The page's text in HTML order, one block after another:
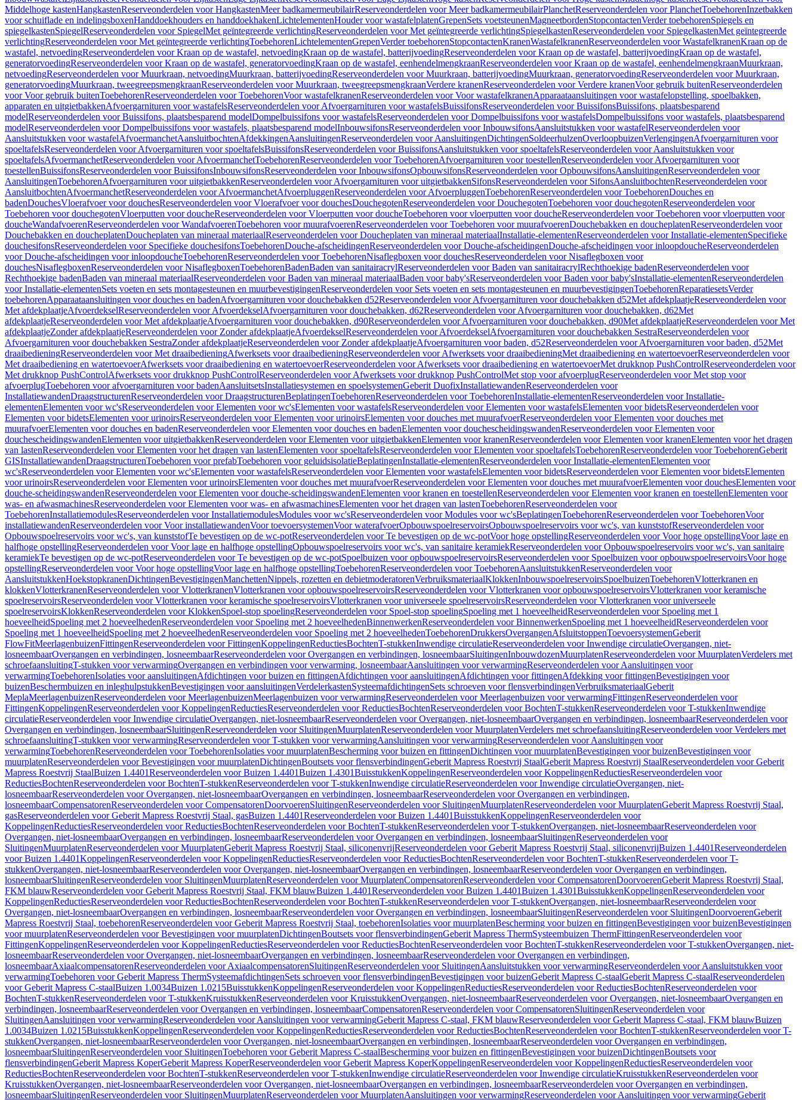
Middelhoge kastenHangkastenReserveonderdelen voor HangkastenMeer badkamermeubilairReserveonderdelen voor Meer badkamermeubilairPlanchetReserveonderdelen voor PlanchetToebehorenInzetbakken
voor schuiflade en indelingsboxenHanddoekhouders en handdoekhakenLichtelementenHouder voor wastafelplatenGrepenSets voetsteunenMagneetbordenStopcontactenVerder toebehorenSpiegels en
spiegelkastenSpiegelReserveonderdelen voor SpiegelMet geïntegreerde verlichtingReserveonderdelen voor Met geïntegreerde verlichtingSpiegelkastenReserveonderdelen voor SpiegelkastenMet geïntegreerde
verlichtingReserveonderdelen voor Met geïntegreerde verlichtingToebehorenLichtelementenGrepenVerder toebehorenStopcontactenKranenWastafelkranenReserveonderdelen voor WastafelkranenKraan op de
wastafel, netvoedingReserveonderdelen voor Kraan op de wastafel, netvoedingKraan op de wastafel, batterijvoedingReserveonderdelen voor Kraan op de wastafel, batterijvoedingKraan op de wastafel,
generatorvoedingReserveonderdelen voor Kraan op de wastafel, generatorvoedingKraan op de wastafel, eenhendelmengkraanReserveonderdelen voor Kraan op de wastafel, eenhendelmengkraanMuurkraan,
netvoedingReserveonderdelen voor Muurkraan, netvoedingMuurkraan, batterijvoedingReserveonderdelen voor Muurkraan, batterijvoedingMuurkraan, generatorvoedingReserveonderdelen voor Muurkraan,
generatorvoedingMuurkraan, tweegreepsmengkraanReserveonderdelen voor Muurkraan, tweegreepsmengkraanVerdere kranenReserveonderdelen voor Verdere kranenVoor gebruik buitenReserveonderdelen
voor Voor gebruik buitenToebehorenReserveonderdelen voor ToebehorenVoor wastafelkranenReserveonderdelen voor Voor wastafelkranenApparaataansluitingen voor wastafelopstelling, spoelbakken,
apparaten en uitgietbakkenAfvoergarnituren voor wastafelsReserveonderdelen voor Afvoergarnituren voor wastafelsBuissifonsReserveonderdelen voor BuissifonsBuissifons, plaatsbesparend
modelReserveonderdelen voor Buissifons, plaatsbesparend modelDompelbuissifons voor wastafelsReserveonderdelen voor Dompelbuissifons voor wastafelsDompelbuissifons voor wastafels, plaatsbesparend
modelReserveonderdelen voor Dompelbuissifons voor wastafels, plaatsbesparend modelInbouwsifonsReserveonderdelen voor InbouwsifonsAansluitstukken voor wastafelReserveonderdelen voor
Aansluitstukken voor wastafelAfvoermanchetAansluitbochtenAfdekkingenAansluitingenReserveonderdelen voor AansluitingenDichtingenSoldeerhulzenOverloopbuizenVerlengingenAfvoergarnituren voor
spoeltafelsReserveonderdelen voor Afvoergarnituren voor spoeltafelsBuissifonsReserveonderdelen voor BuissifonsAansluitstukken voor spoeltafelsReserveonderdelen voor Aansluitstukken voor
spoeltafelsAfvoermanchetReserveonderdelen voor AfvoermanchetToebehorenReserveonderdelen voor ToebehorenAfvoergarnituren voor toestellenReserveonderdelen voor Afvoergarnituren voor
toestellenBuissifonsReserveonderdelen voor BuissifonsInbouwsifonsReserveonderdelen voor InbouwsifonsOpbouwsifonsReserveonderdelen voor OpbouwsifonsAansluitingenReserveonderdelen voor
AansluitingenToebehorenAfvoergarnituren voor uitgietbakkenReserveonderdelen voor Afvoergarnituren voor uitgietbakkenSifonsReserveonderdelen voor SifonsAansluitbochtenReserveonderdelen voor
AansluitbochtenAfvoermanchetReserveonderdelen voor AfvoermanchetAfvoerpluggenReserveonderdelen voor AfvoerpluggenToebehorenReserveonderdelen voor ToebehorenDouches en
badenDouchesVloerafvoer voor douchesReserveonderdelen voor Vloerafvoer voor douchesDouchegotenReserveonderdelen voor DouchegotenToebehoren voor douchegotenReserveonderdelen voor
Toebehoren voor douchegotenVloerputten voor doucheReserveonderdelen voor Vloerputten voor doucheToebehoren voor vloerputten voor doucheReserveonderdelen voor Toebehoren voor vloerputten voor
doucheWandafvoerenReserveonderdelen voor WandafvoerenToebehoren voor muurafvoerenReserveonderdelen voor Toebehoren voor muurafvoerenDouchebakken en doucheplatenReserveonderdelen voor
Douchebakken en doucheplatenDoucheplaten van mineraal materiaalReserveonderdelen voor Doucheplaten van mineraal materiaalInstallatie-elementenReserveonderdelen voor Installatie-elementenSpecifieke
douchesifonsReserveonderdelen voor Specifieke douchesifonsToebehorenDouche-afscheidingenReserveonderdelen voor Douche-afscheidingenDouche-afscheidingen voor inloopdoucheReserveonderdelen
voor Douche-afscheidingen voor inloopdoucheToebehorenReserveonderdelen voor ToebehorenNisaflegboxen voor douchesReserveonderdelen voor Nisaflegboxen voor
douchesNisaflegboxenReserveonderdelen voor NisaflegboxenToebehorenBadenBaden van sanitairacrylReserveonderdelen voor Baden van sanitairacrylRechthoekige badenReserveonderdelen voor
Rechthoekige badenBaden van mineraal materiaalReserveonderdelen voor Baden van mineraal materiaalBaden voor baby'sReserveonderdelen voor Baden voor baby'sInstallatie-elementenReserveonderdelen
voor Installatie-elementenSets voeten en sets montagesteunen en muurbevestigingenReserveonderdelen voor Sets voeten en sets montagesteunen en muurbevestigingenToebehorenReparatiesetsVerder
toebehorenApparaataansluitingen voor douches en badenAfvoergarnituren voor douchebakken d52Reserveonderdelen voor Afvoergarnituren voor douchebakken d52Met afdekplaatjeReserveonderdelen voor
Met afdekplaatjeAfvoerdekselReserveonderdelen voor AfvoerdekselAfvoergarnituren voor douchebakken, d62Reserveonderdelen voor Afvoergarnituren voor douchebakken, d62Met
afdekplaatjeReserveonderdelen voor Met afdekplaatjeAfvoergarnituren voor douchebakken, d90Reserveonderdelen voor Afvoergarnituren voor douchebakken, d90Met afdekplaatjeReserveonderdelen voor Met
afdekplaatjeZonder afdekplaatjeReserveonderdelen voor Zonder afdekplaatjeAfvoerdekselReserveonderdelen voor AfvoerdekselAfvoergarnituren voor douchebakken SestraReserveonderdelen voor
Afvoergarnituren voor douchebakken SestraZonder afdekplaatjeReserveonderdelen voor Zonder afdekplaatjeAfvoergarnituren voor baden, d52Reserveonderdelen voor Afvoergarnituren voor baden, d52Met
draaibedieningReserveonderdelen voor Met draaibedieningAfwerksets voor draaibedieningReserveonderdelen voor Afwerksets voor draaibedieningMet draaibediening en watertoevoerReserveonderdelen voor
Met draaibediening en watertoevoerAfwerksets voor draaibediening en watertoevoerReserveonderdelen voor Afwerksets voor draaibediening en watertoevoerMet drukknop PushControlReserveonderdelen voor
Met drukknop PushControlAfwerksets voor drukknop PushControlReserveonderdelen voor Afwerksets voor drukknop PushControlMet stop voor afvoerplugReserveonderdelen voor Met stop voor
afvoerplugToebehoren voor afvoergarnituren voor badenAansluitsetsInstallatiesystemen en spoelsystemenGeberit DuofixInstallatiewandenReserveonderdelen voor
InstallatiewandenDraagstructurenReserveonderdelen voor DraagstructurenBeplatingenToebehorenReserveonderdelen voor ToebehorenInstallatie-elementenReserveonderdelen voor Installatie-
elementenElementen voor wc'sReserveonderdelen voor Elementen voor wc'sElementen voor wastafelsReserveonderdelen voor Elementen voor wastafelsElementen voor bidetsReserveonderdelen voor
Elementen voor bidetsElementen voor urinoirsReserveonderdelen voor Elementen voor urinoirsElementen voor douches met muurafvoerReserveonderdelen voor Elementen voor douches met
muurafvoerElementen voor douches en badenReserveonderdelen voor Elementen voor douches en badenElementen voor douchescheidingswandenReserveonderdelen voor Elementen voor
douchescheidingswandenElementen voor uitgietbakkenReserveonderdelen voor Elementen voor uitgietbakkenElementen voor kranenReserveonderdelen voor Elementen voor kranenElementen voor het dragen
van lastenReserveonderdelen voor Elementen voor het dragen van lastenElementen voor spoeltafelsReserveonderdelen voor Elementen voor spoeltafelsToebehorenReserveonderdelen voor ToebehorenGeberit
GISInstallatiewandenDraagstructurenToebehoren voor prefabToebehoren voor geluidsisolatieBeplatingenInstallatie-elementenReserveonderdelen voor Installatie-elementenElementen voor
wc'sReserveonderdelen voor Elementen voor wc'sElementen voor wastafelsReserveonderdelen voor Elementen voor wastafelsElementen voor bidetsReserveonderdelen voor Elementen voor bidetsElementen
voor urinoirsReserveonderdelen voor Elementen voor urinoirsElementen voor douches met muurafvoerReserveonderdelen voor Elementen voor douches met muurafvoerElementen voor douchesElementen voor
douche-scheidingswandenReserveonderdelen voor Elementen voor douche-scheidingswandenElementen voor kranen en toestellenReserveonderdelen voor Elementen voor kranen en toestellenElementen voor
was- en afwasmachinesReserveonderdelen voor Elementen voor was- en afwasmachinesElementen voor het dragen van lastenToebehorenReserveonderdelen voor
ToebehorenInstallatiemodulesReserveonderdelen voor InstallatiemodulesModules voor wc'sReserveonderdelen voor Modules voor wc'sBeplatingenToebehorenReserveonderdelen voor ToebehorenVoor
installatiewandenReserveonderdelen voor Voor installatiewandenVoor toevoersystemenVoor waterafvoerOpbouwspoelreservoirsOpbouwspoelreservoirs voor wc's, van kunststofReserveonderdelen voor
Opbouwspoelreservoirs voor wc's, van kunststofTe bevestigen op de wc-potReserveonderdelen voor Te bevestigen op de wc-potVoor hoge opstellingReserveonderdelen voor Voor hoge opstellingVoor lage en
halfhoge opstellingReserveonderdelen voor Voor lage en halfhoge opstellingOpbouwspoelreservoirs voor wc's, van sanitaire keramiekReserveonderdelen voor Opbouwspoelreservoirs voor wc's, van sanitaire
keramiekTe bevestigen op de wc-potReserveonderdelen voor Te bevestigen op de wc-potSpoelbuizen voor opbouwspoelreservoirsReserveonderdelen voor Spoelbuizen voor opbouwspoelreservoirsVoor hoge
opstellingReserveonderdelen voor Voor hoge opstellingVoor lage en halfhoge opstellingToebehorenReserveonderdelen voor ToebehorenAansluitstukkenReserveonderdelen voor
AansluitstukkenHoekstopkranenDichtingenBevestigingenManchettenNippels, rozetten en debietmoderatorenVerbruiksmateriaalKlokkenInbouwspoelreservoirsSpoelbuizenToebehorenVlotterkranen en
klokkenVlotterkranenReserveonderdelen voor VlotterkranenVlotterkranen voor opbouwspoelreservoirsReserveonderdelen voor Vlotterkranen voor opbouwspoelreservoirsVlotterkranen voor keramische
spoelreservoirsReserveonderdelen voor Vlotterkranen voor keramische spoelreservoirsVlotterkranen voor universeele spoelreservoirsReserveonderdelen voor Vlotterkranen voor universeele
spoelreservoirsKlokkenReserveonderdelen voor KlokkenSpoel-stop spoelingReserveonderdelen voor Spoel-stop spoelingSpoeling met 1 hoeveelheidReserveonderdelen voor Spoeling met 1
hoeveelheidSpoeling met 2 hoeveelhedenReserveonderdelen voor Spoeling met 2 hoeveelhedenBinnenwerkenReserveonderdelen voor BinnenwerkenSpoeling met 1 hoeveelheidReserveonderdelen voor
Spoeling met 1 hoeveelheidSpoeling met 2 hoeveelhedenReserveonderdelen voor Spoeling met 2 hoeveelhedenToebehorenDrukkersOvergangenAfsluitstoppenToevoersystemenGeberit
FlowFitMeerlagenbuizenFittingenReserveonderdelen voor FittingenKoppelingenReductiesBochtenT-stukkenInwendige circulatieReserveonderdelen voor Inwendige circulatieOvergangen, niet-
losneembaarOvergangen en verbindingen, losneembaarReserveonderdelen voor Overgangen en verbindingen, losneembaarSluitingenInbouwdozenMuurplatenReserveonderdelen voor MuurplatenVerdelers met
schroefaansluitingT-stukken voor verwarmingOvergangen en verbindingen voor verwarming, losneembaarAansluitingen voor verwarmingReserveonderdelen voor Aansluitingen voor
verwarmingToebehorenIsolaties voor aansluitingenAfdichtingen voor buizen en fittingenAfdichtingen voor aansluitingenAfdichtingen voor fittingenAfdekking voor fittingenBevestigingen voor
buizenBeschermbuizen en inleghulpstukkenBevestigingen voor aansluitingenVerdelerkastenSysteemafdichtingenSets schroeven voor flensverbindingenVerbruiksmateriaalGeberit
MeplaMeerlagenbuizenReserveonderdelen voor MeerlagenbuizenMeerlagenbuizen voor verwarmingReserveonderdelen voor Meerlagenbuizen voor verwarmingFittingenReserveonderdelen voor
FittingenKoppelingenReserveonderdelen voor KoppelingenReductiesReserveonderdelen voor ReductiesBochtenReserveonderdelen voor BochtenT-stukkenReserveonderdelen voor T-stukkenInwendige
circulatieReserveonderdelen voor Inwendige circulatieOvergangen, niet-losneembaarReserveonderdelen voor Overgangen, niet-losneembaarOvergangen en verbindingen, losneembaarReserveonderdelen voor
Overgangen en verbindingen, losneembaarSluitingenReserveonderdelen voor SluitingenMuurplatenReserveonderdelen voor MuurplatenVerdelers met schroefaansluitingReserveonderdelen voor Verdelers met
schroefaansluitingT-stukken voor verwarmingReserveonderdelen voor T-stukken voor verwarmingAansluitingen voor verwarmingReserveonderdelen voor Aansluitingen voor
verwarmingToebehorenReserveonderdelen voor ToebehorenIsolaties voor muurplatenBescherming voor buizen en fittingenDichtingen voor muurplatenBevestigingen voor buizenBevestigingen voor
muurplatenReserveonderdelen voor Bevestigingen voor muurplatenDichtingenBoutsets voor flensverbindingenGeberit Mapress Roestvrij StaalGeberit Mapress Roestvrij StaalReserveonderdelen voor Geberit
Mapress Roestvrij StaalBuizen 1.4401Reserveonderdelen voor Buizen 1.4401Buizen 1.4301BuisstukkenKoppelingenReserveonderdelen voor KoppelingenReductiesReserveonderdelen voor
ReductiesBochtenReserveonderdelen voor BochtenT-stukkenReserveonderdelen voor T-stukkenInwendige circulatieReserveonderdelen voor Inwendige circulatieOvergangen, niet-
losneembaarReserveonderdelen voor Overgangen, niet-losneembaarOvergangen en verbindingen, losneembaarReserveonderdelen voor Overgangen en verbindingen,
losneembaarCompensatorenReserveonderdelen voor CompensatorenDoorvoerenSluitingenReserveonderdelen voor SluitingenMuurplatenReserveonderdelen voor MuurplatenGeberit Mapress Roestvrij Staal,
gasReserveonderdelen voor Geberit Mapress Roestvrij Staal, gasBuizen 1.4401Reserveonderdelen voor Buizen 1.4401BuisstukkenKoppelingenReserveonderdelen voor
KoppelingenReductiesReserveonderdelen voor ReductiesBochtenReserveonderdelen voor BochtenT-stukkenReserveonderdelen voor T-stukkenOvergangen, niet-losneembaarReserveonderdelen voor
Overgangen, niet-losneembaarOvergangen en verbindingen, losneembaarReserveonderdelen voor Overgangen en verbindingen, losneembaarSluitingenReserveonderdelen voor
SluitingenMuurplatenReserveonderdelen voor MuurplatenGeberit Mapress Roestvrij Staal, siliconenvrijReserveonderdelen voor Geberit Mapress Roestvrij Staal, siliconenvrijBuizen 1.4401Reserveonderdelen
voor Buizen 1.4401KoppelingenReserveonderdelen voor KoppelingenReductiesReserveonderdelen voor ReductiesBochtenReserveonderdelen voor BochtenT-stukkenReserveonderdelen voor T-
stukkenOvergangen, niet-losneembaarReserveonderdelen voor Overgangen, niet-losneembaarOvergangen en verbindingen, losneembaarReserveonderdelen voor Overgangen en verbindingen,
losneembaarSluitingenReserveonderdelen voor SluitingenMuurplatenReserveonderdelen voor MuurplatenCompensatorenReserveonderdelen voor CompensatorenDoorvoerenGeberit Mapress Roestvrij Staal,
FKM blauwReserveonderdelen voor Geberit Mapress Roestvrij Staal, FKM blauwBuizen 1.4401Reserveonderdelen voor Buizen 1.4401Buizen 1.4301BuisstukkenKoppelingenReserveonderdelen voor
KoppelingenReductiesReserveonderdelen voor ReductiesBochtenReserveonderdelen voor BochtenT-stukkenReserveonderdelen voor T-stukkenOvergangen, niet-losneembaarReserveonderdelen voor
Overgangen, niet-losneembaarOvergangen en verbindingen, losneembaarReserveonderdelen voor Overgangen en verbindingen, losneembaarSluitingenReserveonderdelen voor SluitingenDoorvoerenGeberit
Mapress Roestvrij Staal, toebehorenReserveonderdelen voor Geberit Mapress Roestvrij Staal, toebehorenIsolaties voor muurplatenBescherming voor buizen en fittingenBevestigingen voor buizenBevestigingen
voor muurplatenReserveonderdelen voor Bevestigingen voor muurplatenDichtingenBoutsets voor flensverbindingenGeberit Mapress ThermSysteembuizen ThermFittingenReserveonderdelen voor
FittingenKoppelingenReserveonderdelen voor KoppelingenReductiesReserveonderdelen voor ReductiesBochtenReserveonderdelen voor BochtenT-stukkenReserveonderdelen voor T-stukkenOvergangen, niet-
losneembaarReserveonderdelen voor Overgangen, niet-losneembaarOvergangen en verbindingen, losneembaarReserveonderdelen voor Overgangen en verbindingen,
losneembaarAxiaalcompensatorenReserveonderdelen voor AxiaalcompensatorenSluitingenReserveonderdelen voor SluitingenAansluitstukken voor verwarmingReserveonderdelen voor Aansluitstukken voor
verwarmingToebehoren voor Geberit Mapress ThermSysteemafdichtingenSets schroeven voor flensverbindingenBevestigingen voor buizenGeberit Mapress C-staalGeberit Mapress C-staalReserveonderdelen
voor Geberit Mapress C-staalBuizen 1.0034Buizen 1.0215BuisstukkenKoppelingenReserveonderdelen voor KoppelingenReductiesReserveonderdelen voor ReductiesBochtenReserveonderdelen voor
BochtenT-stukkenReserveonderdelen voor T-stukkenKruisstukkenReserveonderdelen voor KruisstukkenOvergangen, niet-losneembaarReserveonderdelen voor Overgangen, niet-losneembaarOvergangen en
verbindingen, losneembaarReserveonderdelen voor Overgangen en verbindingen, losneembaarCompensatorenReserveonderdelen voor CompensatorenSluitingenReserveonderdelen voor
SluitingenAansluitingen voor verwarmingReserveonderdelen voor Aansluitingen voor verwarmingGeberit Mapress C-staal, FKM blauwReserveonderdelen voor Geberit Mapress C-staal, FKM blauwBuizen
1.0034Buizen 1.0215BuisstukkenKoppelingenReserveonderdelen voor KoppelingenReductiesReserveonderdelen voor ReductiesBochtenReserveonderdelen voor BochtenT-stukkenReserveonderdelen voor T-
stukkenOvergangen, niet-losneembaarReserveonderdelen voor Overgangen, niet-losneembaarOvergangen en verbindingen, losneembaarReserveonderdelen voor Overgangen en verbindingen,
losneembaarSluitingenReserveonderdelen voor SluitingenToebehoren voor Geberit Mapress C-staalBescherming voor buizen en fittingenBevestigingen voor buizenDichtingenBoutsets voor
flensverbindingenGeberit Mapress KoperGeberit Mapress KoperReserveonderdelen voor Geberit Mapress KoperKoppelingenReserveonderdelen voor KoppelingenReductiesReserveonderdelen voor
ReductiesBochtenReserveonderdelen voor BochtenT-stukkenReserveonderdelen voor T-stukkenInwendige circulatieReserveonderdelen voor Inwendige circulatieKruisstukkenReserveonderdelen voor
KruisstukkenOvergangen, niet-losneembaarReserveonderdelen voor Overgangen, niet-losneembaarOvergangen en verbindingen, losneembaarReserveonderdelen voor Overgangen en verbindingen,
losneembaarSluitingenReserveonderdelen voor SluitingenMuurplatenReserveonderdelen voor MuurplatenAansluitingen voor verwarmingReserveonderdelen voor Aansluitingen voor verwarmingGeberit